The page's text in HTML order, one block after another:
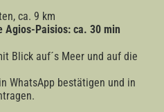
ca. 9 km
Paisios: ca. 30 min
Blick auf´s Meer und auf die
WhatsApp bestätigen und in